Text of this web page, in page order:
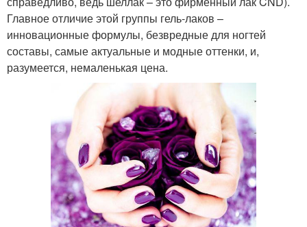
Главное отличие этой группы гель-лаков –
инновационные формулы, безвредные для ногтей
составы, самые актуальные и модные оттенки, и,
разумеется, немаленькая цена.